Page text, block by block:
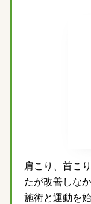
肩こり、首こ
たが改善しな
施術と運動を